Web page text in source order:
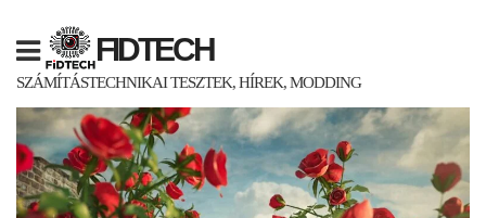
content
FIDTECH
SZÁMÍTÁSTECHNIKAI TESZTEK, HÍREK, MODDING